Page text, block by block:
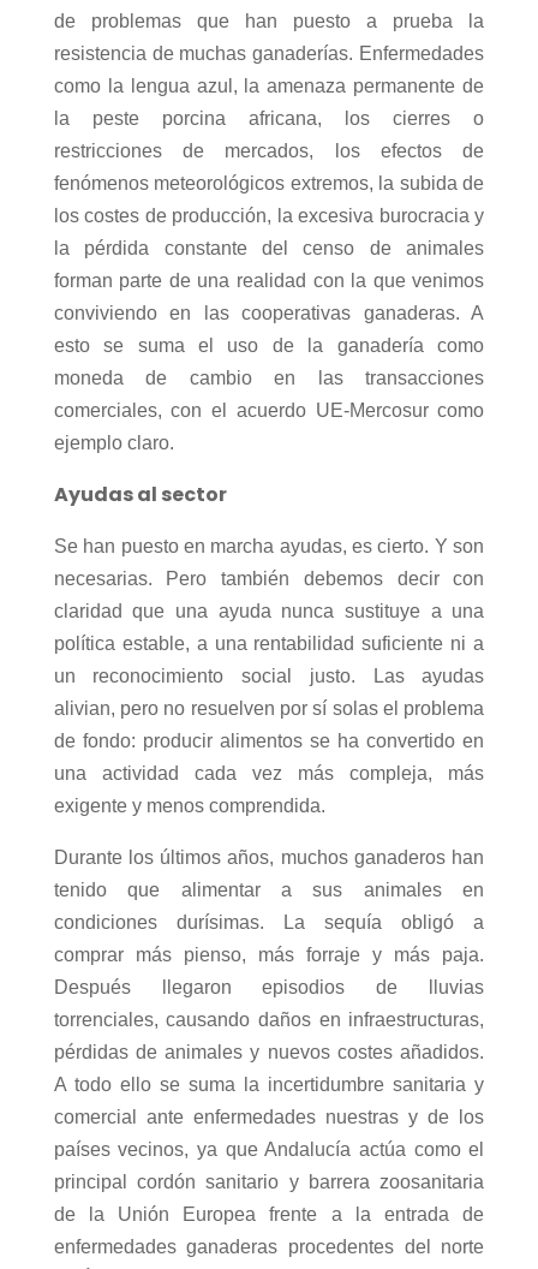
de problemas que han puesto a prueba la
resistencia de muchas ganaderías. Enfermedades
como la lengua azul, la amenaza permanente de
la peste porcina africana, los cierres o
restricciones de mercados, los efectos de
fenómenos meteorológicos extremos, la subida de
los costes de producción, la excesiva burocracia y
la pérdida constante del censo de animales
forman parte de una realidad con la que venimos
conviviendo en las cooperativas ganaderas. A
esto se suma el uso de la ganadería como
moneda de cambio en las transacciones
comerciales, con el acuerdo UE-Mercosur como
ejemplo claro.
Ayudas al sector
Se han puesto en marcha ayudas, es cierto. Y son
necesarias. Pero también debemos decir con
claridad que una ayuda nunca sustituye a una
política estable, a una rentabilidad suficiente ni a
un reconocimiento social justo. Las ayudas
alivian, pero no resuelven por sí solas el problema
de fondo: producir alimentos se ha convertido en
una actividad cada vez más compleja, más
exigente y menos comprendida.
Durante los últimos años, muchos ganaderos han
tenido que alimentar a sus animales en
condiciones durísimas. La sequía obligó a
comprar más pienso, más forraje y más paja.
Después llegaron episodios de lluvias
torrenciales, causando daños en infraestructuras,
pérdidas de animales y nuevos costes añadidos.
A todo ello se suma la incertidumbre sanitaria y
comercial ante enfermedades nuestras y de los
países vecinos, ya que Andalucía actúa como el
principal cordón sanitario y barrera zoosanitaria
de la Unión Europea frente a la entrada de
enfermedades ganaderas procedentes del norte